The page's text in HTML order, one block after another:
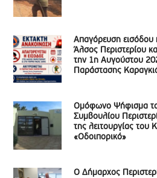
Απαγόρευση εισόδου
Άλσος Περιστερίου
την 1η Αυγούστου
Παράστασης
Ομόφωνο Ψήφισμα
Συμβουλίου
της λειτουργίας
«Οδοιπορικό»
Ο Δήμαρχος